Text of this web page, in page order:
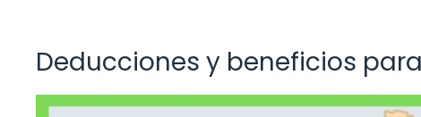
Deducciones y beneficios